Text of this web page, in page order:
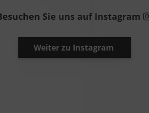
Sie uns auf Instagram
Weiter zu Instagram